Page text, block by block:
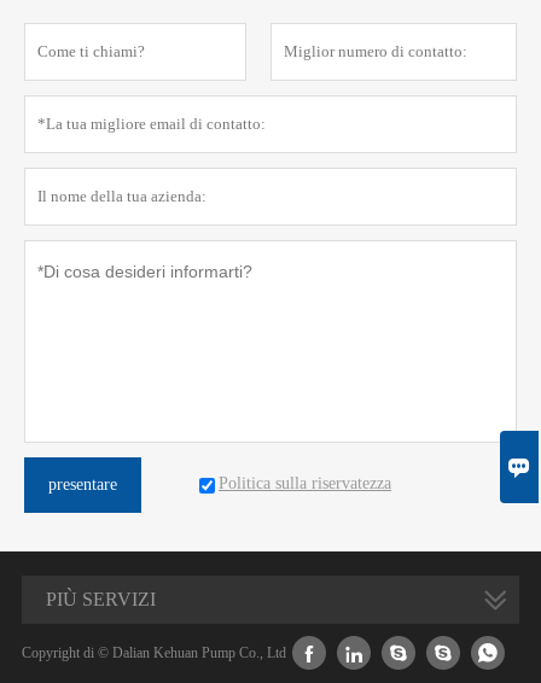
presentare Politica sulla riservatezza
PIÙ SERVIZI
Copyright di © Dalian Kehuan Pump Co., Ltd     
